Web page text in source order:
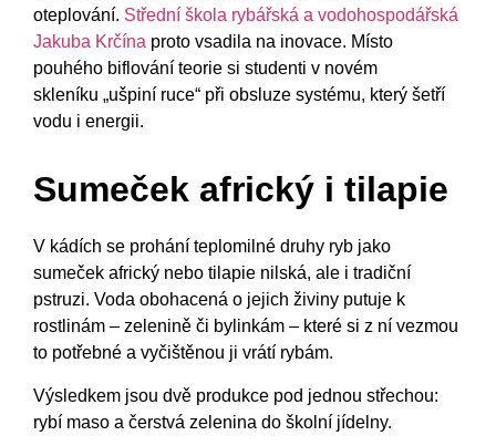
oteplování. Střední škola rybářská a vodohospodářská
Jakuba Krčína proto vsadila na inovace. Místo
pouhého biflování teorie si studenti v novém
skleníku „ušpiní ruce“ při obsluze systému, který šetří
vodu i energii.
Sumeček africký i tilapie
V kádích se prohání teplomilné druhy ryb jako
sumeček africký nebo tilapie nilská, ale i tradiční
pstruzi. Voda obohacená o jejich živiny putuje k
rostlinám – zelenině či bylinkám – které si z ní vezmou
to potřebné a vyčištěnou ji vrátí rybám.
Výsledkem jsou dvě produkce pod jednou střechou:
rybí maso a čerstvá zelenina do školní jídelny.